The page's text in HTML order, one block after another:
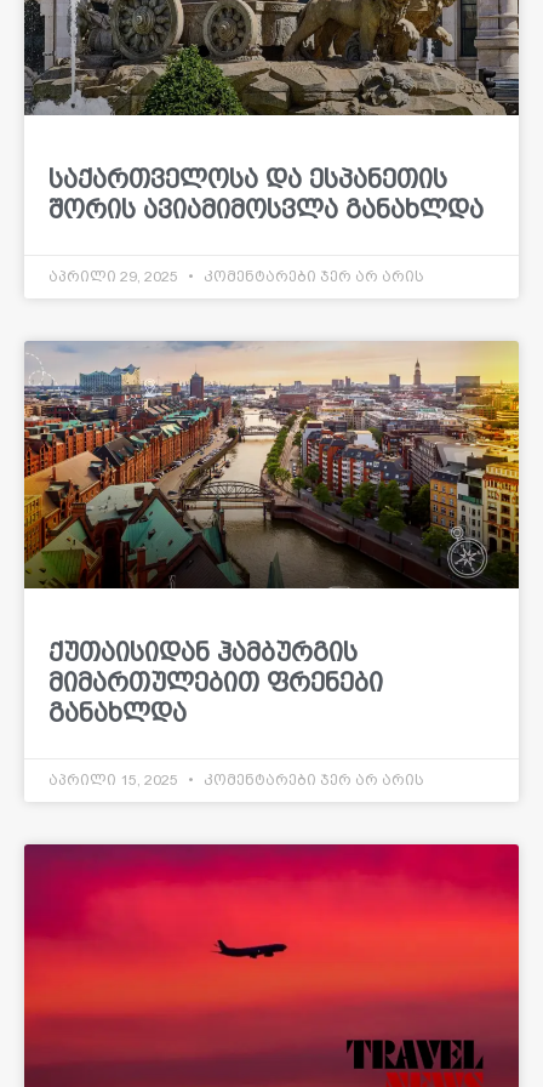
საქართველოსა და ესპანეთის
შორის ავიამიმოსვლა განახლდა
აპრილი 29, 2025 კომენტარები ჯერ არ არის
ქუთაისიდან ჰამბურგის
მიმართულებით ფრენები
განახლდა
აპრილი 15, 2025 კომენტარები ჯერ არ არის